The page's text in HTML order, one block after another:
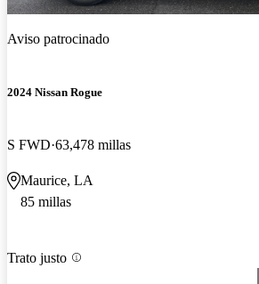
Aviso patrocinado
2024 Nissan Rogue
S FWD 63,478 millas
Maurice, LA
85 millas
Trato justo